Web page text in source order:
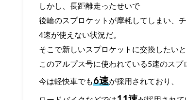
しかし、長距離走ったせいで
後輪のスプロケットが摩耗してしまい、
4速が使えない状況だ。
そこで新しいスプロケットに交換したいと
このアルプス号に使われている5速のスプ
今は軽快車でも6速が採用されており、